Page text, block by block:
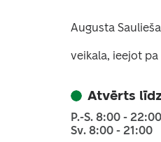
Augusta
veikala, ieejot pa
Atvērts
P.-S. 8:00 - 22:00
Sv. 8:00 - 21:00